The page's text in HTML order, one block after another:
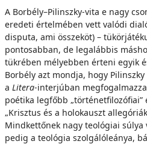
A Borbély–Pilinszky-vita e nagy
eredeti értelmében vett valódi
disputa, ami összeköt) –
pontosabban, de legalábbis
tükrében mélyebben érteni egyik
Borbély azt mondja, hogy
a Litera-interjúban
poétika legfőbb „történetfilozófiai”
„Krisztus és a holokauszt
Mindkettőnek nagy teológiai súlya
pedig a teológia szolgálóleánya,